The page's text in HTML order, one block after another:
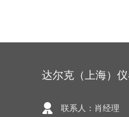
达尔克（上海）
联系人：肖经理